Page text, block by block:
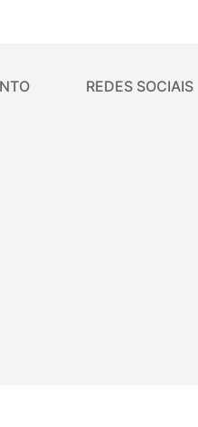
REDES SOCIAIS